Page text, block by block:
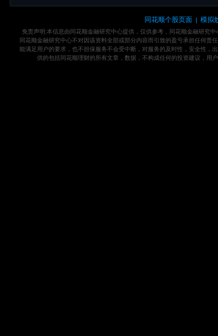
同花顺个股页面 | 模拟
免责声明:本信息由同花顺金融研究中心提供，仅供参考，同花顺金融研究
同花顺金融研究中心不对因该资料全部或部分内容而引致的盈亏承担任何
能满足用户的要求，也不担保服务不会受中断，对服务的及时性，安全性，
供的包括同花顺理财的所有文章，数据，不构成任何的投资建议，用